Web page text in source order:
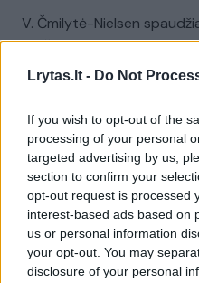
Lrytas.lt - Do Not
If you wish to opt-out of the
processing of your personal
targeted advertising by us,
section to confirm your
opt-out request is processed
interest-based ads based on
us or personal information
your opt-out. You may
disclosure of your personal
V. Čmilytė-Nielsen
peržiūrėti gynybos
Laidos | ELTA savaitė
Visi
Žiūrimiausi